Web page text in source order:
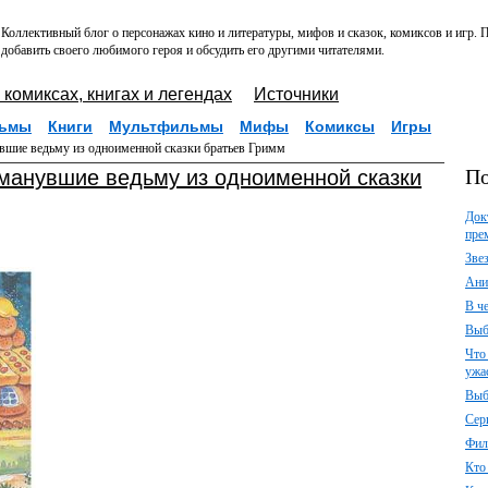
Коллективный блог о персонажах кино и литературы, мифов и сказок, комиксов и
добавить своего любимого героя и обсудить его другими читателями.
книгах и легендах Источники
Книги Мультфильмы Мифы Комиксы Игры
ведьму из одноименной сказки братьев Гримм
ведьму из одноименной сказки
В
Что